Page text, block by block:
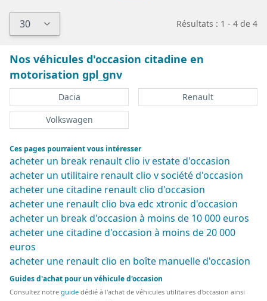
Résultats : 1 - 4 de 4
Nos véhicules d'occasion citadine en
motorisation gpl_gnv
Dacia
Renault
Volkswagen
Ces pages pourraient vous intéresser
acheter un break renault clio iv estate d'occasion
acheter un utilitaire renault clio v société d'occasion
acheter une citadine renault clio d'occasion
acheter une renault clio bva edc xtronic d'occasion
acheter un break d'occasion à moins de 10 000 euros
acheter une citadine d'occasion à moins de 20 000
euros
acheter une renault clio en boîte manuelle d'occasion
Guides d'achat pour un véhicule d'occasion
Consultez notre guide dédié à l'achat de véhicules utilitaires d'occasion ainsi